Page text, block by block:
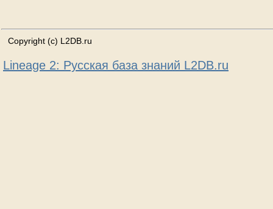
Copyright (c) L2DB.ru
Lineage 2: Русская база знаний L2DB.ru